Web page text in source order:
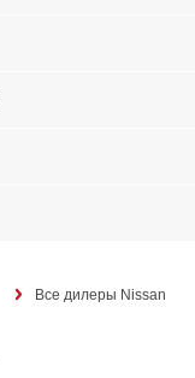
Все дилеры Nissan